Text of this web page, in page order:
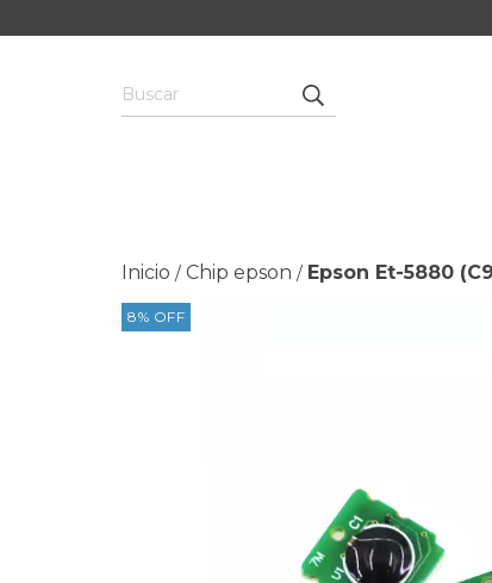
Inicio / Chip epson / Epson Et-5880
8% OFF